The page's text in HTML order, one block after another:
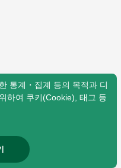
통계・집계 등의 목적과 디
하여 쿠키(Cookie), 태그 등